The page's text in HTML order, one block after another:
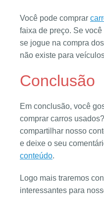
Você pode comprar
faixa de preço. Se
se jogue na compra
não existe para
Conclusão
Em conclusão, você
comprar carros
compartilhar nosso
e deixe o seu
conteúdo.
Logo mais traremos
interessantes para